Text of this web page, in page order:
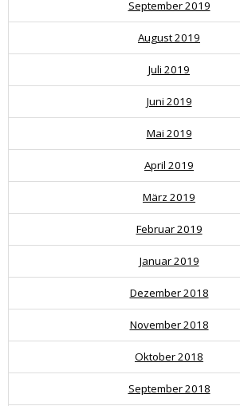
September 2019
August 2019
Juli 2019
Juni 2019
Mai 2019
April 2019
März 2019
Februar 2019
Januar 2019
Dezember 2018
November 2018
Oktober 2018
September 2018